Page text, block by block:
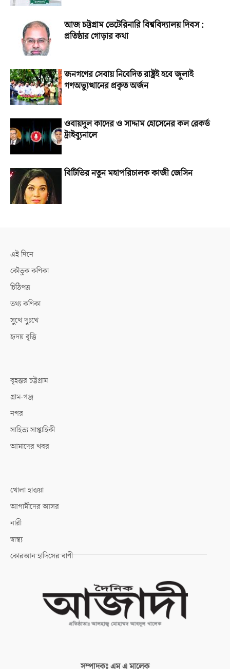
আজ চট্টগ্রাম ভেটেরিনারি বিশ্ববিদ্যালয় দিবস :
প্রতিষ্ঠার গোড়ার কথা
জনগণের সেবায় নিবেদিত রাষ্ট্রই হবে জুলাই
গণঅভ্যুত্থানের প্রকৃত অর্জন
ওবায়দুল কাদের ও সাদ্দাম হোসেনের কল রেকর্ড
ট্রাইব্যুনালে
বিটিভির নতুন মহাপরিচালক কাজী জেসিন
এই দিনে
কৌতুক কণিকা
চিঠিপত্র
তথ্য কণিকা
সুখে দুঃখে
হৃদয় বৃত্তি
বৃহত্তর চট্টগ্রাম
গ্রাম-গঞ্জ
নগর
সাহিত্য সাপ্তাহিকী
আমাদের খবর
খোলা হাওয়া
আগামীদের আসর
নারী
স্বাস্থ্য
কোরআন হাদিসের বাণী
সম্পাদকঃএম এ মালেক